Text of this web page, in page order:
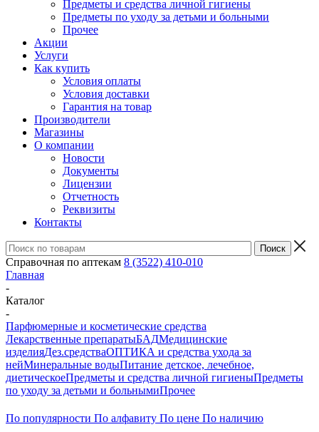
Предметы и средства личной гигиены
Предметы по уходу за детьми и больными
Прочее
Акции
Услуги
Как купить
Условия оплаты
Условия доставки
Гарантия на товар
Производители
Магазины
О компании
Новости
Документы
Лицензии
Отчетность
Реквизиты
Контакты
Справочная по аптекам 8 (3522) 410-010
Главная
-
Каталог
-
Парфюмерные и косметические средства
Лекарственные препаратыБАДМедицинские
изделияДез.средстваОПТИКА и средства ухода за
нейМинеральные водыПитание детское, лечебное,
диетическоеПредметы и средства личной гигиеныПредметы
по уходу за детьми и больнымиПрочее
По популярности По алфавиту По цене По наличию